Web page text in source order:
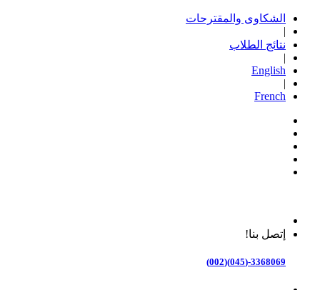
الشكاوى والمقترحات
|
نتائج الطلاب
|
English
|
French
إتصل بنا!
3368069-(045)(002)